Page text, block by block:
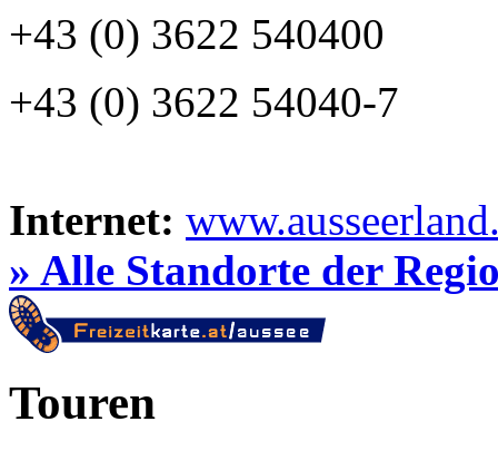
+43 (0) 3622 540400
+43 (0) 3622 54040-7
Internet:
» Alle Standorte der
Touren